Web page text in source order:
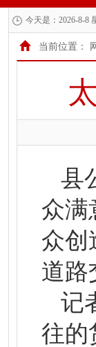
今天是：2026-8-8
当前位置：
县
众满
众创
道路
记
往的